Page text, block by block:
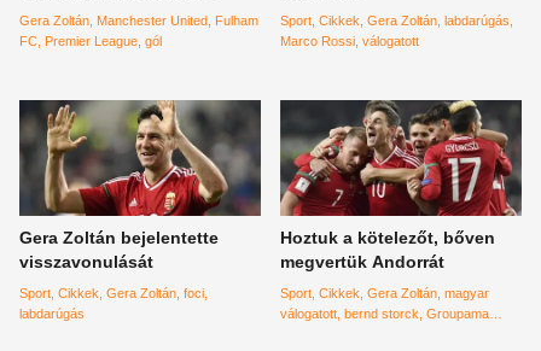
Gera Zoltán Manchester United Fulham
FC Premier League gól
Sport Cikkek Gera Zoltán labdarúgás
Marco Rossi válogatott
Gera Zoltán bejelentette
visszavonulását
Sport Cikkek Gera Zoltán foci
labdarúgás
Hoztuk a kötelezőt, bőven
megvertük Andorrát
Sport Cikkek Gera Zoltán magyar
válogatott bernd storck Groupama